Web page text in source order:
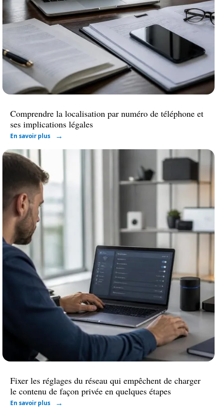
Comprendre la localisation par numéro de téléphone et
ses implications légales
En savoir plus
Fixer les réglages du réseau qui empêchent de charger
le contenu de façon privée en quelques étapes
En savoir plus